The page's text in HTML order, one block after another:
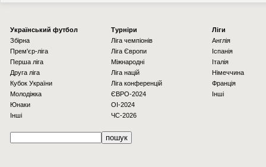
Українcький футбол
Збірна
Прем'єр-ліга
Перша ліга
Друга ліга
Кубок України
Молодіжка
Юнаки
Інші
Турніри
Ліга чемпіонів
Ліга Європи
Міжнародні
Ліга націй
Ліга конференцій
ЄВРО-2024
OI-2024
ЧС-2026
Ліги
Англія
Іспанія
Італія
Німеччина
Франція
Інші